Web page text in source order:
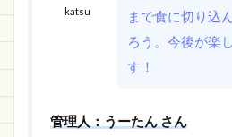
katsu
まで食に切り込
ろう。今後が楽
す！
管理人：うーたん さん